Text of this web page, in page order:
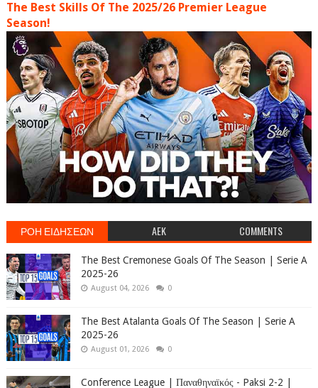
The Best Skills Of The 2025/26 Premier League
Season!
ΡΟΗ ΕΙΔΗΣΕΩΝ AEK COMMENTS
The Best Cremonese Goals Of The Season | Serie A
2025-26
August 04, 2026 0
The Best Atalanta Goals Of The Season | Serie A
2025-26
August 01, 2026 0
Conference League | Παναθηναϊκός - Paksi 2-2 |